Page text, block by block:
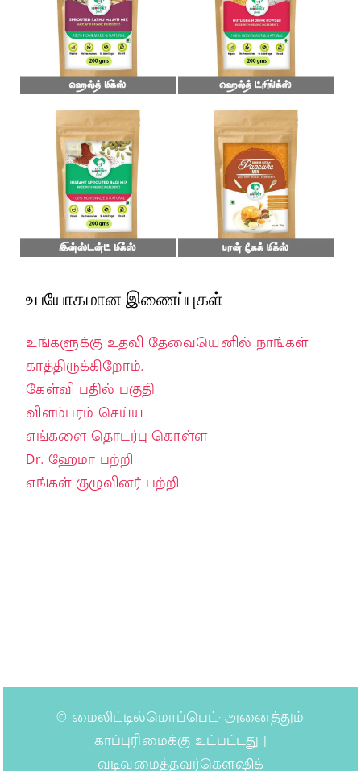
உபயோகமான இணைப்புகள்
உங்களுக்கு உதவி தேவையெனில் நாங்கள்
காத்திருக்கிறோம்.
கேள்வி பதில் பகுதி
விளம்பரம் செய்ய
எங்களை தொடர்பு கொள்ள
Dr. ஹேமா பற்றி
எங்கள் குழுவினர் பற்றி
© மைலிட்டில்மொப்பெட்· அனைத்தும்
காப்புரிமைக்கு உட்பட்டது |
வடிவமைத்தவர்கௌஷிக்